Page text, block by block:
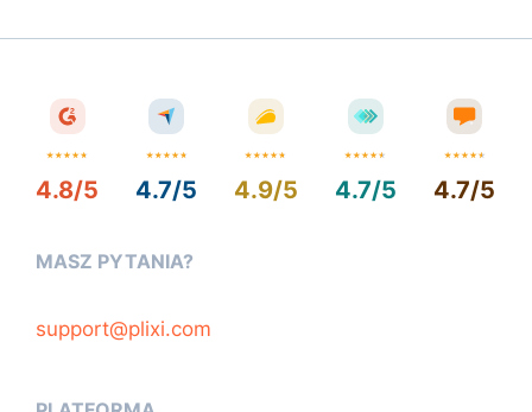
4.8/5 4.7/5 4.9/5 4.7/5 4.7/5
MASZ PYTANIA?
support@plixi.com